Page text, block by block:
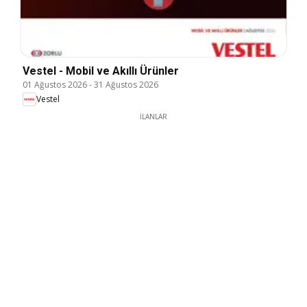
Vestel - Mobil ve Akıllı Ürünler
01 Ağustos 2026-31 Ağustos 2026
Vestel
İLANLAR